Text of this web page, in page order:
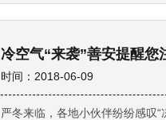
冷空气“来袭”善安提醒您
时间：2018-06-09
严冬来临，各地小伙伴纷纷感叹